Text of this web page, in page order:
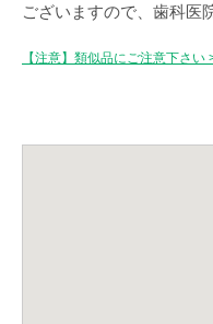
ございますので、歯科医
【注意】類似品にご注意下さい